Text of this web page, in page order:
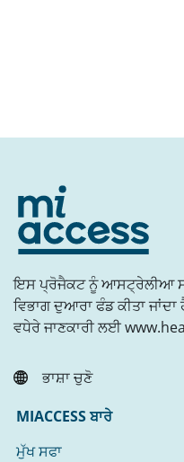
ਇਸ ਪ੍ਰੋਜੈਕਟ ਨੂੰ ਆਸਟ੍ਰੇਲੀਆ
ਵਿਭਾਗ ਦੁਆਰਾ ਫੰਡ ਕੀਤਾ ਜਾਂਦਾ
ਵਧੇਰੇ ਜਾਣਕਾਰੀ ਲਈ
ਭਾਸ਼ਾ ਚੁਣੋ
MIACCESS ਬਾਰੇ
ਮੁੱਖ ਸਫਾ